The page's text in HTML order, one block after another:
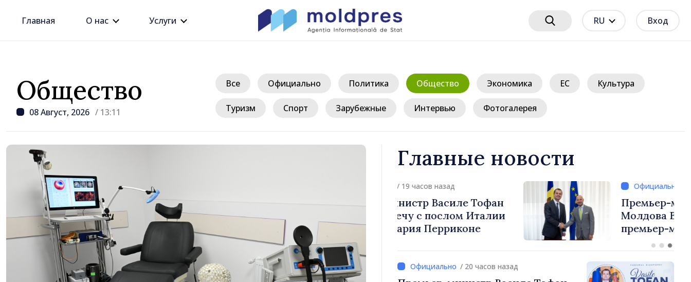
Главная О нас Услуги RU Вход
Общество
08 Август, 2026 / 13:11
Все Официально Политика Общество Экономика ЕС Культура
Туризм Спорт Зарубежные Интервью Фотогалерея
Главные новости
Премьер-министр Василе Тофан
провёл встречу с послом Италии
Джузеппе Мария Перриконе
Премьер-министр Республики
Молдова Василе Тофан и
премьер-министр Бельгии Барт де
Вевер обсудили европейский путь
/ 20 часов назад